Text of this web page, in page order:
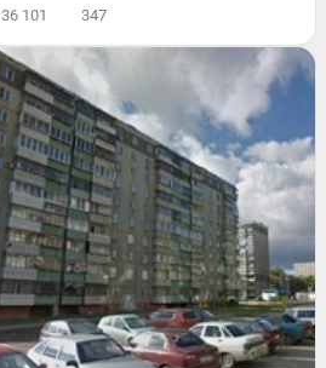
36 101 347